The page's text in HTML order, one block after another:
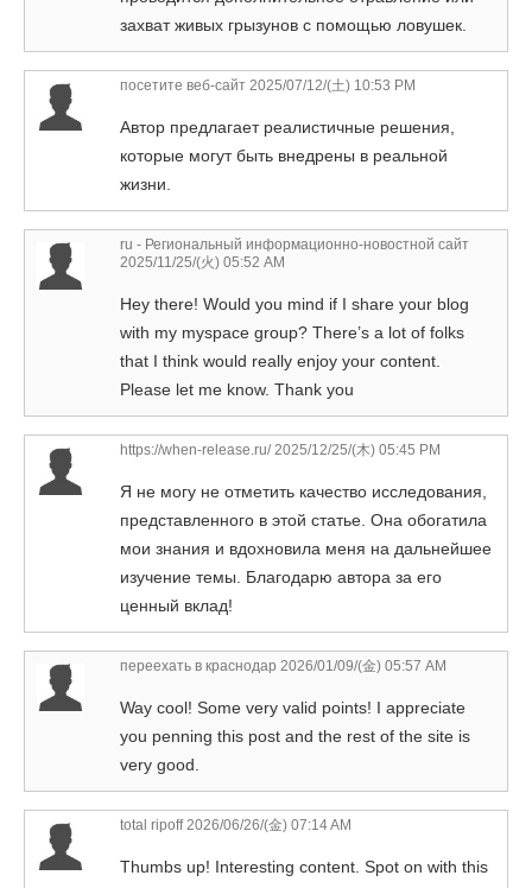
захват живых грызунов с помощью ловушек.
посетите веб-сайт 2025/07/12/(土) 10:53 PM
Автор предлагает реалистичные решения,
которые могут быть внедрены в реальной
жизни.
ru - Региональный информационно-новостной сайт
2025/11/25/(火) 05:52 AM
Hey there! Would you mind if I share your blog
with my myspace group? There’s a lot of folks
that I think would really enjoy your content.
Please let me know. Thank you
https://when-release.ru/2025/12/25/(木) 05:45 PM
Я не могу не отметить качество исследования,
представленного в этой статье. Она обогатила
мои знания и вдохновила меня на дальнейшее
изучение темы. Благодарю автора за его
ценный вклад!
переехать в краснодар 2026/01/09/(金) 05:57 AM
Way cool! Some very valid points! I appreciate
you penning this post and the rest of the site is
very good.
total ripoff2026/06/26/(金) 07:14 AM
Thumbs up! Interesting content. Spot on with this